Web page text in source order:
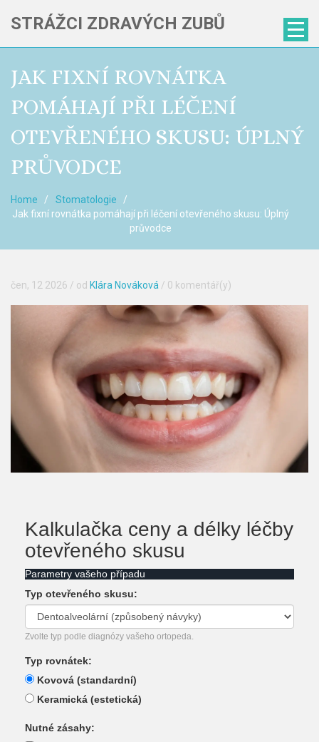
STRÁŽCI ZDRAVÝCH ZUBŮ
JAK FIXNÍ ROVNÁTKA
POMÁHAJÍ PŘI LÉČENÍ
OTEVŘENÉHO SKUSU: ÚPLNÝ
PRŮVODCE
Home
Stomatologie
Jak fixní rovnátka pomáhají při léčení otevřeného skusu: Úplný
průvodce
čen, 12 2026 / od Klára Nováková / 0 komentář(y)
Kalkulačka ceny a délky léčby
otevřeného skusu
Parametry vašeho případu
Typ otevřeného skusu:
Zvolte typ podle diagnózy vašeho ortopeda.
Typ rovnátek:
Kovová (standardní)
Keramická (estetická)
Nutné zásahy: